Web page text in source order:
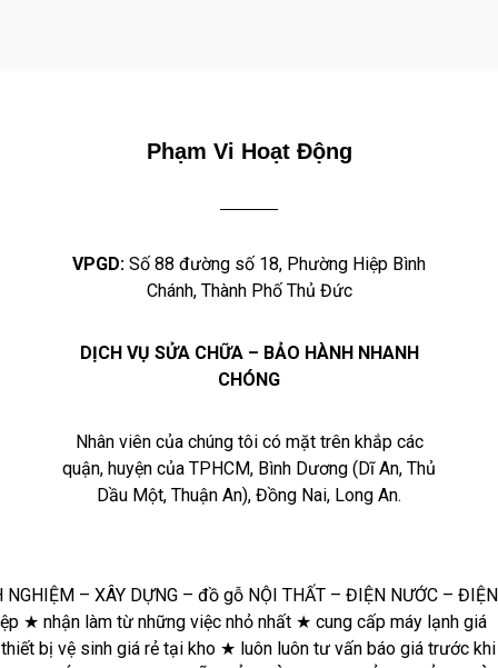
Phạm Vi Hoạt Động
VPGD: Số 88 đường số 18, Phường Hiệp Bình
Chánh, Thành Phố Thủ Đức
DỊCH VỤ SỬA CHỮA – BẢO HÀNH NHANH
CHÓNG
Nhân viên của chúng tôi có mặt trên khắp các
quận, huyện của TPHCM, Bình Dương (Dĩ An, Thủ
Dầu Một, Thuận An), Đồng Nai, Long An.
★
Hoàn
tiền